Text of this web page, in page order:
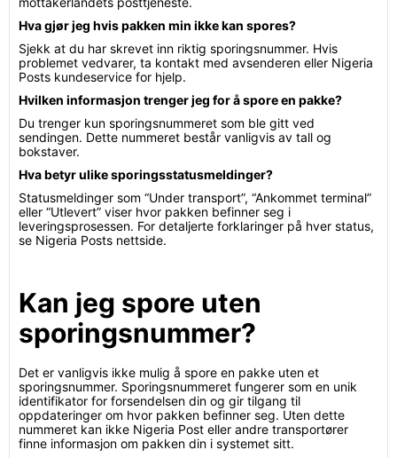
Hva gjør jeg hvis pakken min ikke kan spores?
Sjekk at du har skrevet inn riktig sporingsnummer. Hvis
problemet vedvarer, ta kontakt med avsenderen eller Nigeria
Posts kundeservice for hjelp.
Hvilken informasjon trenger jeg for å spore en pakke?
Du trenger kun sporingsnummeret som ble gitt ved
sendingen. Dette nummeret består vanligvis av tall og
bokstaver.
Hva betyr ulike sporingsstatusmeldinger?
Statusmeldinger som “Under transport”, “Ankommet terminal”
eller “Utlevert” viser hvor pakken befinner seg i
leveringsprosessen. For detaljerte forklaringer på hver status,
se Nigeria Posts nettside.
Kan jeg spore uten
sporingsnummer?
Det er vanligvis ikke mulig å spore en pakke uten et
sporingsnummer. Sporingsnummeret fungerer som en unik
identifikator for forsendelsen din og gir tilgang til
oppdateringer om hvor pakken befinner seg. Uten dette
nummeret kan ikke Nigeria Post eller andre transportører
finne informasjon om pakken din i systemet sitt.